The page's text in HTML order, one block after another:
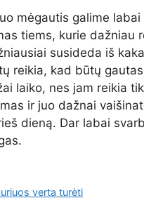
mėgautis galime
tiems, kurie dažniau
susideda iš
reikia, kad būtų
laiko, nes jam reikia
ir juo dažnai
dieną. Dar labai
verta turėti